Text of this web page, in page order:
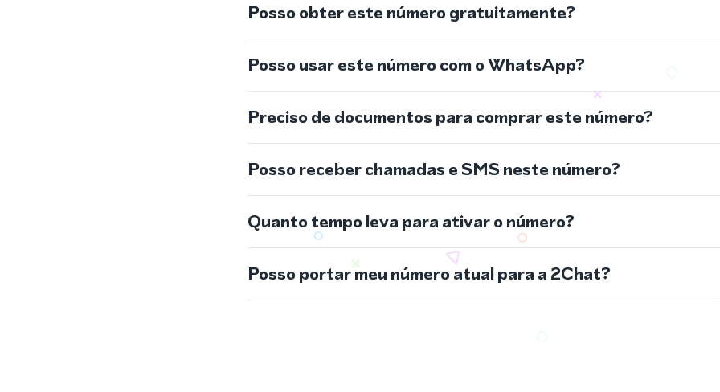
Posso obter este número gratuitamente?
Posso usar este número com o WhatsApp?
Preciso de documentos para comprar este número?
Posso receber chamadas e SMS neste número?
Quanto tempo leva para ativar o número?
Posso portar meu número atual para a 2Chat?